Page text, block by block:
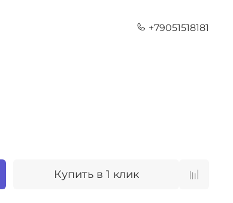
+79051518181
Купить в 1 клик